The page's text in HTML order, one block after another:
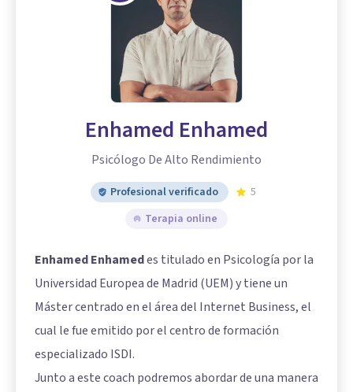
Enhamed Enhamed
Psicólogo De Alto Rendimiento
Profesional verificado
5
Terapia online
Enhamed Enhamedes titulado en Psicología por la
Universidad Europea de Madrid (UEM) y tiene un
Máster centrado en el área del Internet Business, el
cual le fue emitido por el centro de formación
especializado ISDI.
Junto a este coach podremos abordar de una manera